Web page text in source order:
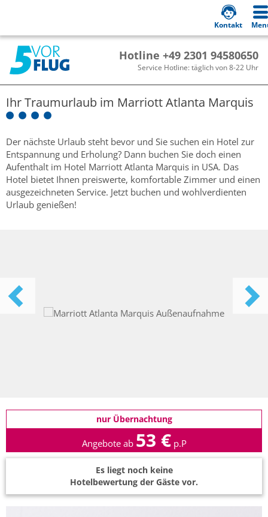
Hotline +49 2301 94580650
Service Hotline: täglich von 8-22 Uhr
Kontakt
Ihr Traumurlaub im Marriott Atlanta Marquis
Der nächste Urlaub steht bevor und Sie suchen ein Hotel zur
Entspannung und Erholung? Dann buchen Sie doch einen
Aufenthalt im Hotel Marriott Atlanta Marquis in USA. Das
Hotel bietet Ihnen preiswerte, komfortable Zimmer und einen
ausgezeichneten Service. Jetzt buchen und wohlverdienten
Urlaub genießen!
nur Übernachtung
Angebote ab 53 € p.P
Es liegt noch keine
Hotelbewertung der Gäste vor.